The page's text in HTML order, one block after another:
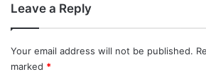
Leave a Reply
Your email address will not be published.
marked *